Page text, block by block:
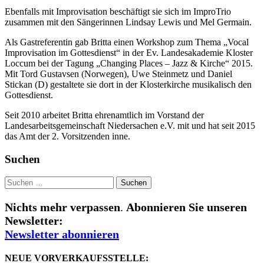
Ebenfalls mit Improvisation beschäftigt sie sich im ImproTrio
zusammen mit den Sängerinnen Lindsay Lewis und Mel Germain.
Als Gastreferentin gab Britta einen Workshop zum Thema „Vocal
Improvisation im Gottesdienst“ in der Ev. Landesakademie Kloster
Loccum bei der Tagung „Changing Places – Jazz & Kirche“ 2015.
Mit Tord Gustavsen (Norwegen), Uwe Steinmetz und Daniel
Stickan (D) gestaltete sie dort in der Klosterkirche musikalisch den
Gottesdienst.
Seit 2010 arbeitet Britta ehrenamtlich im Vorstand der
Landesarbeitsgemeinschaft Niedersachen e.V. mit und hat seit 2015
das Amt der 2. Vorsitzenden inne.
Suchen
Suchen
nach:
Nichts mehr verpassen. Abonnieren Sie unseren
Newsletter:
Newsletter abonnieren
NEUE VORVERKAUFSSTELLE: